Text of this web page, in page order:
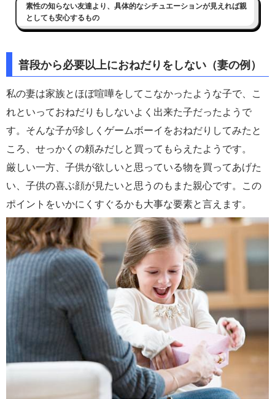
素性の知らない友達より、具体的なシチュエーションが見えれば親
としても安心するもの
普段から必要以上におねだりをしない（妻の例）
私の妻は家族とほぼ喧嘩をしてこなかったような子で、こ
れといっておねだりもしないよく出来た子だったようで
す。そんな子が珍しくゲームボーイをおねだりしてみたと
ころ、せっかくの頼みだしと買ってもらえたようです。
厳しい一方、子供が欲しいと思っている物を買ってあげた
い、子供の喜ぶ顔が見たいと思うのもまた親心です。この
ポイントをいかにくすぐるかも大事な要素と言えます。